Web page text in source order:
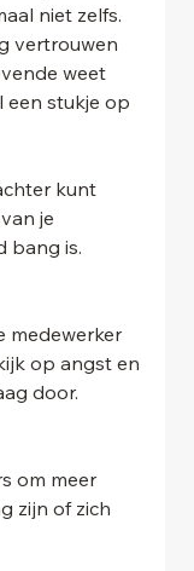
niet zelfs.
vertrouwen
weet
een stukje op
kunt
je
bang is.
medewerker
op angst en
door.
om meer
zijn of zich